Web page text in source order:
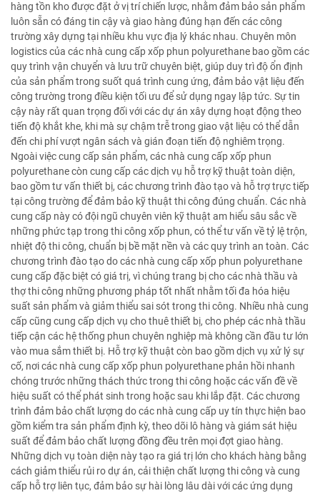
hàng tồn kho được đặt ở vị trí chiến lược, nhằm đảm bảo sản phẩm
luôn sẵn có đáng tin cậy và giao hàng đúng hạn đến các công
trường xây dựng tại nhiều khu vực địa lý khác nhau. Chuyên môn
logistics của các nhà cung cấp xốp phun polyurethane bao gồm các
quy trình vận chuyển và lưu trữ chuyên biệt, giúp duy trì độ ổn định
của sản phẩm trong suốt quá trình cung ứng, đảm bảo vật liệu đến
công trường trong điều kiện tối ưu để sử dụng ngay lập tức. Sự tin
cậy này rất quan trọng đối với các dự án xây dựng hoạt động theo
tiến độ khắt khe, khi mà sự chậm trễ trong giao vật liệu có thể dẫn
đến chi phí vượt ngân sách và gián đoạn tiến độ nghiêm trọng.
Ngoài việc cung cấp sản phẩm, các nhà cung cấp xốp phun
polyurethane còn cung cấp các dịch vụ hỗ trợ kỹ thuật toàn diện,
bao gồm tư vấn thiết bị, các chương trình đào tạo và hỗ trợ trực tiếp
tại công trường để đảm bảo kỹ thuật thi công đúng chuẩn. Các nhà
cung cấp này có đội ngũ chuyên viên kỹ thuật am hiểu sâu sắc về
những phức tạp trong thi công xốp phun, có thể tư vấn về tỷ lệ trộn,
nhiệt độ thi công, chuẩn bị bề mặt nền và các quy trình an toàn. Các
chương trình đào tạo do các nhà cung cấp xốp phun polyurethane
cung cấp đặc biệt có giá trị, vì chúng trang bị cho các nhà thầu và
thợ thi công những phương pháp tốt nhất nhằm tối đa hóa hiệu
suất sản phẩm và giảm thiểu sai sót trong thi công. Nhiều nhà cung
cấp cũng cung cấp dịch vụ cho thuê thiết bị, cho phép các nhà thầu
tiếp cận các hệ thống phun chuyên nghiệp mà không cần đầu tư lớn
vào mua sắm thiết bị. Hỗ trợ kỹ thuật còn bao gồm dịch vụ xử lý sự
cố, nơi các nhà cung cấp xốp phun polyurethane phản hồi nhanh
chóng trước những thách thức trong thi công hoặc các vấn đề về
hiệu suất có thể phát sinh trong hoặc sau khi lắp đặt. Các chương
trình đảm bảo chất lượng do các nhà cung cấp uy tín thực hiện bao
gồm kiểm tra sản phẩm định kỳ, theo dõi lô hàng và giám sát hiệu
suất để đảm bảo chất lượng đồng đều trên mọi đợt giao hàng.
Những dịch vụ toàn diện này tạo ra giá trị lớn cho khách hàng bằng
cách giảm thiểu rủi ro dự án, cải thiện chất lượng thi công và cung
cấp hỗ trợ liên tục, đảm bảo sự hài lòng lâu dài với các ứng dụng